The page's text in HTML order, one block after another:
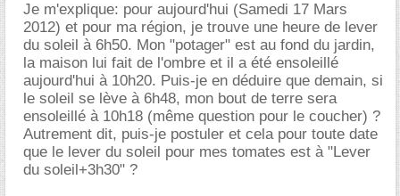
Je m'explique: pour aujourd'hui (Samedi 17 Mars
2012) et pour ma région, je trouve une heure de lever
du soleil à 6h50. Mon "potager" est au fond du jardin,
la maison lui fait de l'ombre et il a été ensoleillé
aujourd'hui à 10h20. Puis-je en déduire que demain, si
le soleil se lève à 6h48, mon bout de terre sera
ensoleillé à 10h18 (même question pour le coucher) ?
Autrement dit, puis-je postuler et cela pour toute date
que le lever du soleil pour mes tomates est à "Lever
du soleil+3h30" ?